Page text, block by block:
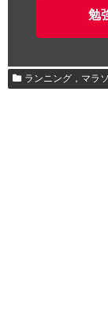
勉
ランニング，マラ